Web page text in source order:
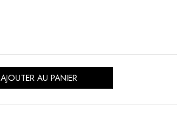
AJOUTER AU PANIER